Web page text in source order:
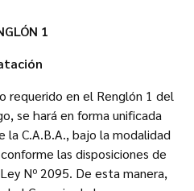
1
requerido en el Renglón 1 del
se hará en forma unificada
C.A.B.A., bajo la modalidad
conforme las disposiciones de
Nº 2095. De esta manera,